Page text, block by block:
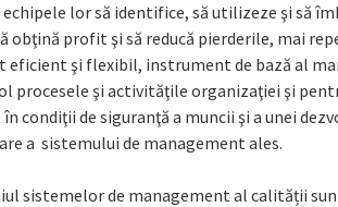
lor să identifice, să utilizeze şi să
obţină profit şi să reducă pierderile, mai
eficient şi flexibil, instrument de bază al
procesele şi activităţile organizaţiei şi
condiţii de siguranţă a muncii şi a unei
a sistemului de management ales.
sistemelor de management al calității